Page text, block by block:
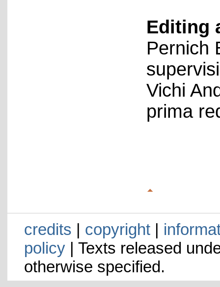
Editing
Pernich
Vichi
prima
credits | copyright|
policy| Texts released
otherwise specified.